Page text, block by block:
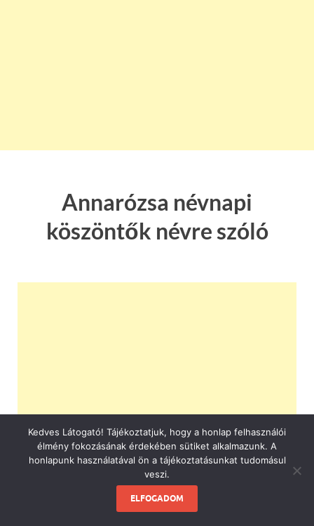
Annarózsa névnapi
köszöntők névre szóló
Kedves Látogató! Tájékoztatjuk, hogy a honlap felhasználói
élmény fokozásának érdekében sütiket alkalmazunk. A
honlapunk használatával ön a tájékoztatásunkat tudomásul
veszi.
ELFOGADOM